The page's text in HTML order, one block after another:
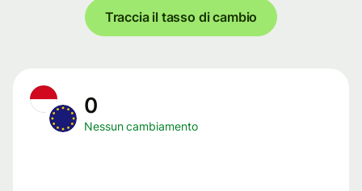
Traccia il tasso di cambio
0
Nessun cambiamento